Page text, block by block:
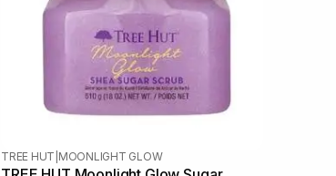
TREE HUT MOONLIGHT GLOW